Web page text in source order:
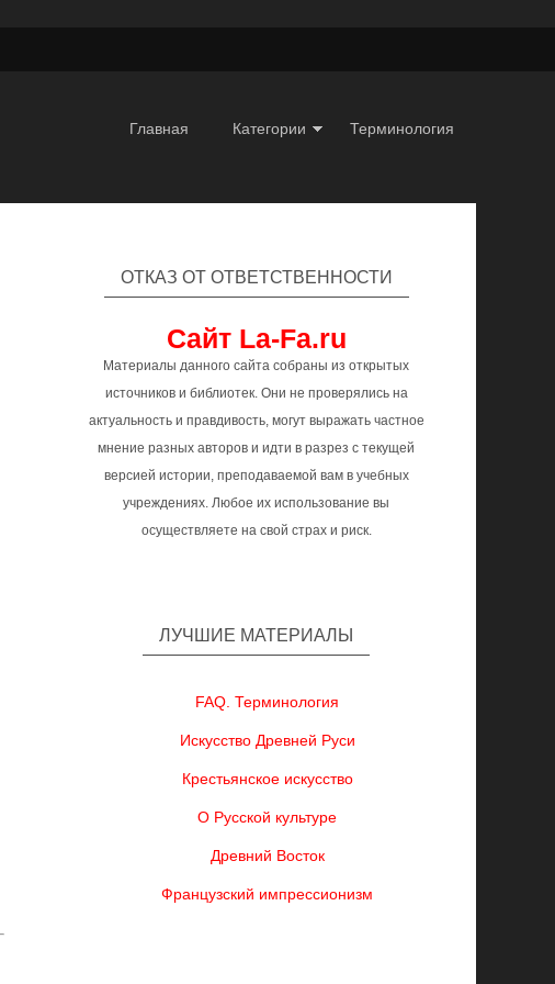
Главная Категории Терминология
ОТКАЗ ОТ ОТВЕТСТВЕННОСТИ
Сайт La-Fa.ru
Материалы данного сайта собраны из открытых
источников и библиотек. Они не проверялись на
актуальность и правдивость, могут выражать частное
мнение разных авторов и идти в разрез с текущей
версией истории, преподаваемой вам в учебных
учреждениях. Любое их использование вы
осуществляете на свой страх и риск.
ЛУЧШИЕ МАТЕРИАЛЫ
FAQ. Терминология
Искусство Древней Руси
Крестьянское искусство
О Русской культуре
Древний Восток
Французский импрессионизм